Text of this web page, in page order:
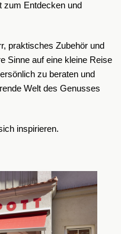
zum Entdecken und
praktisches Zubehör und
Sinne auf eine kleine Reise
zu beraten und
Welt des Genusses
inspirieren.